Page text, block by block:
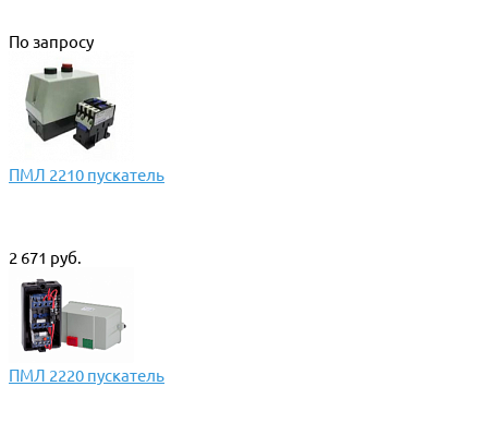
По запросу
ПМЛ 2210 пускатель
2 671 руб.
ПМЛ 2220 пускатель